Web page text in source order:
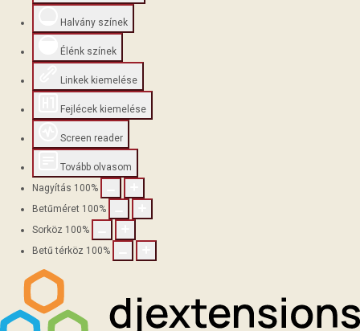
Halvány színek
Élénk színek
Linkek kiemelése
Fejlécek kiemelése
Screen reader
Tovább olvasom
Nagyítás 100%
Betűméret 100%
Sorköz 100%
Betű térköz 100%